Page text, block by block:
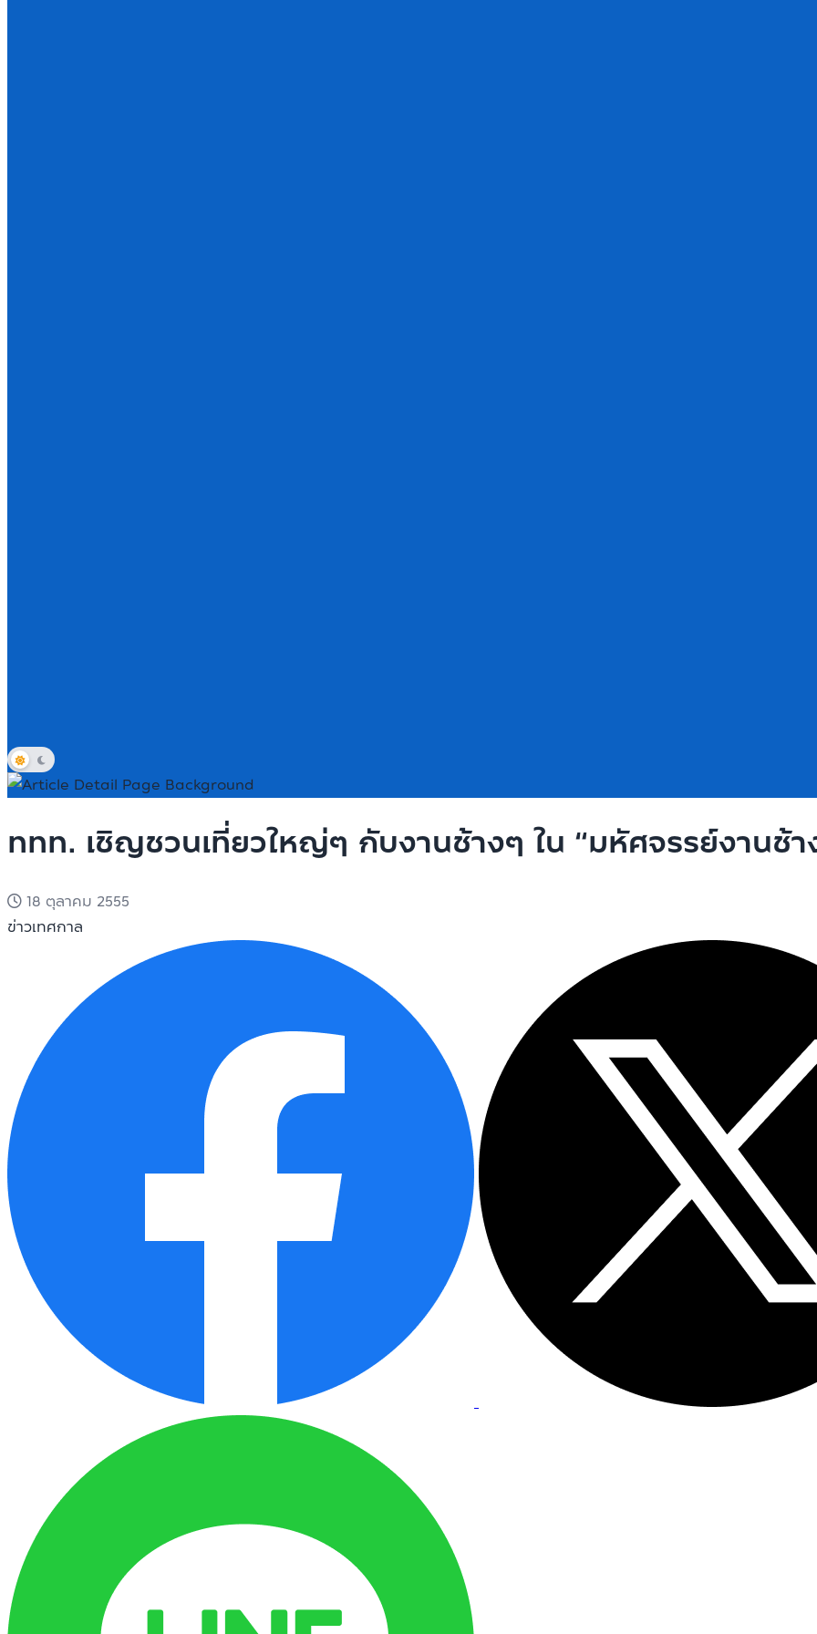
ททท. เชิญชวนเที่ยวใหญ่ๆ กับงานช้างๆ ใน “มหัศจรรย์งานช้า
18 ตุลาคม 2555
ข่าวเทศกาล